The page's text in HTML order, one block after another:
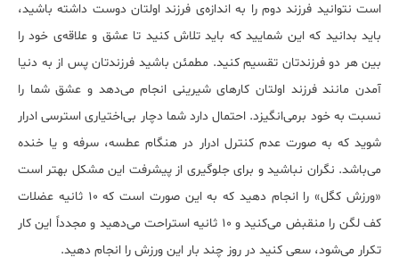
است نتوانید فرزند دوم را به اندازه‌ی فرزند اولتان دوست داشته باشید،
باید بدانید که این شمایید که باید تلاش کنید تا عشق و علاقه‌ی خود را
بین هر دو فرزندتان تقسیم کنید. مطمئن باشید فرزندتان پس از به دنیا
آمدن مانند فرزند اولتان کارهای شیرینی انجام می‌دهد و عشق شما را
نسبت به خود برمی‌انگیزد. احتمال دارد شما دچار بی‌اختیاری استرسی ادرار
شوید که به صورت عدم کنترل ادرار در هنگام عطسه، سرفه و یا خنده
می‌باشد. نگران نباشید و برای جلوگیری از پیشرفت این مشکل بهتر است
«ورزش کگل» را انجام دهید که به این صورت است که 10 ثانیه عضلات
کف لگن را منقبض می‌کنید و 10 ثانیه استراحت می‌دهید و مجدداً این کار
تکرار می‌شود، سعی کنید در روز چند بار این ورزش را انجام دهید.